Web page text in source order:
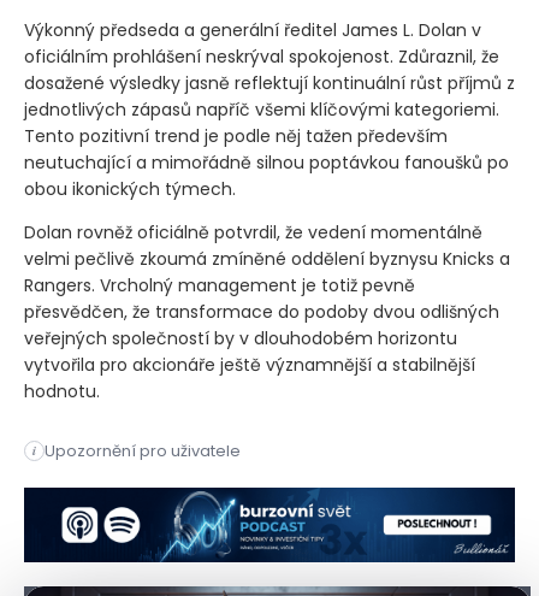
Výkonný předseda a generální ředitel James L. Dolan v
oficiálním prohlášení neskrýval spokojenost. Zdůraznil, že
dosažené výsledky jasně reflektují kontinuální růst příjmů z
jednotlivých zápasů napříč všemi klíčovými kategoriemi.
Tento pozitivní trend je podle něj tažen především
neutuchající a mimořádně silnou poptávkou fanoušků po
obou ikonických týmech.
Dolan rovněž oficiálně potvrdil, že vedení momentálně
velmi pečlivě zkoumá zmíněné oddělení byznysu Knicks a
Rangers. Vrcholný management je totiž pevně
přesvědčen, že transformace do podoby dvou odlišných
veřejných společností by v dlouhodobém horizontu
vytvořila pro akcionáře ještě významnější a stabilnější
hodnotu.
i Upozornění pro uživatele
Případné prodloužení finálové série NBA do šestého